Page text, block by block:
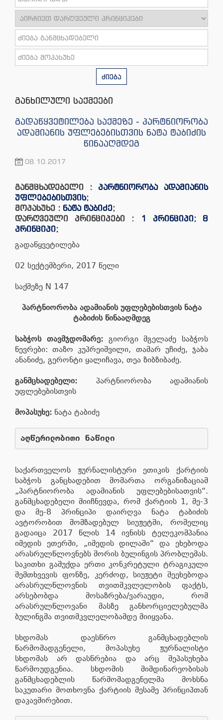
ძიება
განხილული საქმეები
გადაწყვეტილება საქმეზე - პარტნიორობა
ადამიანის უფლებებისთვის ნატა ტაბიძის
წინააღმდეგ
08.10.2017
განმცხადებელი : პარტნიორობა ადამიანის
უფლებებისთვის;
მოპასუხე : ნატა ტაბიძე;
დარღვეული პრინციპები :
1 პრინციპი; 8
პრინციპი;
გადაწყვეტილება
02 სექტემბერი, 2017 წელი
საქმეზე N 147
პარტნიორობა ადამიანის უფლებებისთვის ნატა
ტაბიძის წინააღმდეგ
საბჭოს თავმჯდომარე:გიორგი მგელაძე საბჭოს
წევრები: თაზო კუპრეიშვილი, თამარ უჩიძე, ჯაბა
ანანიძე, გერონტი ყალიჩავა, თეა ზიბზიბაძე.
განმცხადებელი: პარტნიორობა ადამიანის
უფლებებისთვის
მოპასუხე: ნატა ტაბიძე
აღწერილობითი ნაწილი
საქართველოს ჟურნალისტური ეთიკის ქარტიის
საბჭოს განცხადებით მომართა ორგანიზაციამ
„პარტნიორობა ადამიანის უფლებებისათვის“.
განმცხადებელი მიიჩნევდა, რომ ქარტიის 1, მე-3
და მე-8 პრინციპი დაირღვა ნატა ტაბიძის
ავტორობით მომზადებულ სიუჟეტში, რომელიც
გადაიცა 2017 წლის 14 ივნისს ტელეკომპანია
იმედის ეთერში, „იმედის დილაში“ და ეხებოდა
არასრულწლოვნებს შორის ბულინგის პრობლემას.
საკითხი გაშუქდა ერთი კონკრეტული ტრაგიკული
შემთხვევის ფონზე, კერძოდ, სიუჟეტი შეეხებოდა
არასრულწლოვნის თვითმკვლელობის ფაქტს,
არსებობდა მოსაზრება/ვარაუდი, რომ
არასრულწლოვანი მასზე განხორციელებულმა
ბულინგმა თვითმკვლელობამდე მიიყვანა.
სხდომას დაესწრო განმცხადებლის
წარმომადგენელი, მოპასუხე ჟურნალისტი
სხდომას არ დასწრებია და არც შეპასუხება
წარმოუდგენია. სხდომის მიმდინარეობისას
განმცხადებლის წარმომადგენელმა მოხსნა
საკუთარი მოთხოვნა ქარტიის მესამე პრინციპთან
დაკავშირებით.